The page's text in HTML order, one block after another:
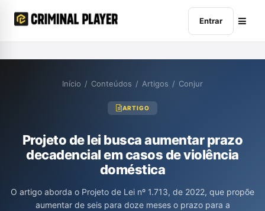
Entrar
Início / Conteúdos / Artigos / Conjur
ARTIGO
Projeto de lei busca aumentar prazo
decadencial em casos de violência
doméstica
O artigo aborda o Projeto de Lei nº 1.713, de 2022, que propõe
aumentar de seis para doze meses o prazo para a